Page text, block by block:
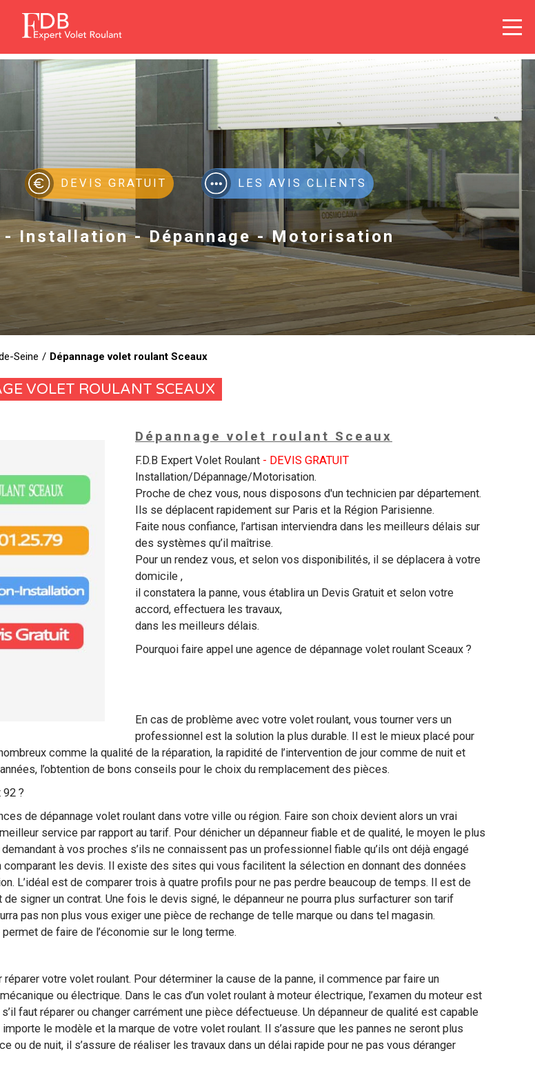
DEVIS GRATUIT LES AVIS CLIENTS
- Installation - Dépannage - Motorisation
Seine / Dépannage volet roulant Sceaux
VOLET ROULANT SCEAUX
Dépannage volet roulant Sceaux
F.D.B Expert Volet Roulant - DEVIS GRATUIT
Installation/Dépannage/Motorisation.
Proche de chez vous, nous disposons d'un technicien par département.
Ils se déplacent rapidement sur Paris et la Région Parisienne.
Faite nous confiance, l’artisan interviendra dans les meilleurs délais sur
des systèmes qu’il maîtrise.
Pour un rendez vous, et selon vos disponibilités, il se déplacera à votre
domicile ,
il constatera la panne, vous établira un Devis Gratuit et selon votre
accord, effectuera les travaux,
dans les meilleurs délais.
Pourquoi faire appel une agence de dépannage volet roulant Sceaux ?
En cas de problème avec votre volet roulant, vous tourner vers un
professionnel est la solution la plus durable. Il est le mieux placé pour
comme la qualité de la réparation, la rapidité de l’intervention de jour comme de nuit et
l’obtention de bons conseils pour le choix du remplacement des pièces.
?
de dépannage volet roulant dans votre ville ou région. Faire son choix devient alors un vrai
service par rapport au tarif. Pour dénicher un dépanneur fiable et de qualité, le moyen le plus
à vos proches s’ils ne connaissent pas un professionnel fiable qu’ils ont déjà engagé
les devis. Il existe des sites qui vous facilitent la sélection en donnant des données
L’idéal est de comparer trois à quatre profils pour ne pas perdre beaucoup de temps. Il est de
signer un contrat. Une fois le devis signé, le dépanneur ne pourra plus surfacturer son tarif
pas non plus vous exiger une pièce de rechange de telle marque ou dans tel magasin.
de faire de l’économie sur le long terme.
votre volet roulant. Pour déterminer la cause de la panne, il commence par faire un
ou électrique. Dans le cas d’un volet roulant à moteur électrique, l’examen du moteur est
faut réparer ou changer carrément une pièce défectueuse. Un dépanneur de qualité est capable
le modèle et la marque de votre volet roulant. Il s’assure que les pannes ne seront plus
ou de nuit, il s’assure de réaliser les travaux dans un délai rapide pour ne pas vous déranger